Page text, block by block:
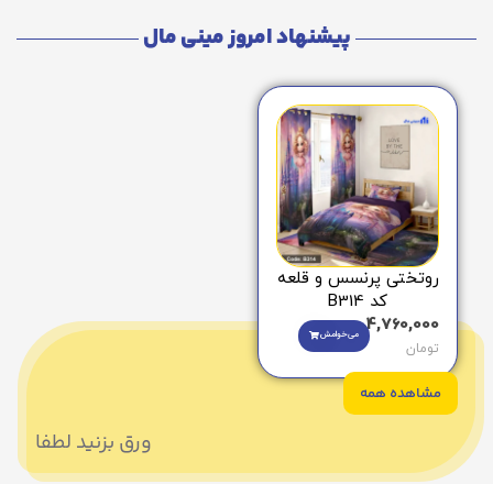
پیشنهاد امروز مینی مال
روتختی پرنسس و قلعه
کد B314
4,760,000
تومان
می‌خوامش
مشاهده همه
ورق بزنید لطفا